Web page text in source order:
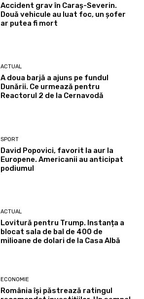
Accident grav în Caraș-Severin.
Două vehicule au luat foc, un șofer
ar putea fi mort
ACTUAL
A doua barjă a ajuns pe fundul
Dunării. Ce urmează pentru
Reactorul 2 de la Cernavodă
SPORT
David Popovici, favorit la aur la
Europene. Americanii au anticipat
podiumul
ACTUAL
Lovitură pentru Trump. Instanța a
blocat sala de bal de 400 de
milioane de dolari de la Casa Albă
ECONOMIE
România își păstrează ratingul